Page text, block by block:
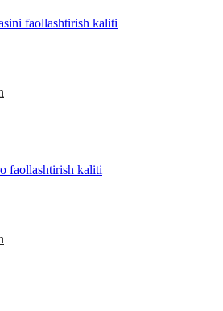
faollashtirish kaliti
faollashtirish kaliti